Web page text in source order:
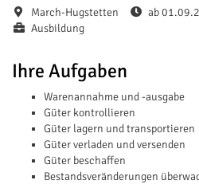
March-Hugstetten ab
Ausbildung
Ihre Aufgaben
Warenannahme und -ausgabe
Güter kontrollieren
Güter lagern und transportieren
Güter verladen und versenden
Güter beschaffen
Bestandsveränderungen